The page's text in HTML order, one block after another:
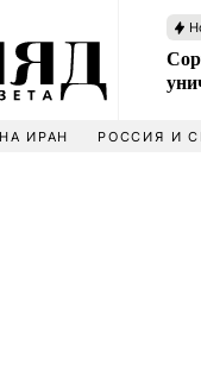
ИРАН РОССИЯ И